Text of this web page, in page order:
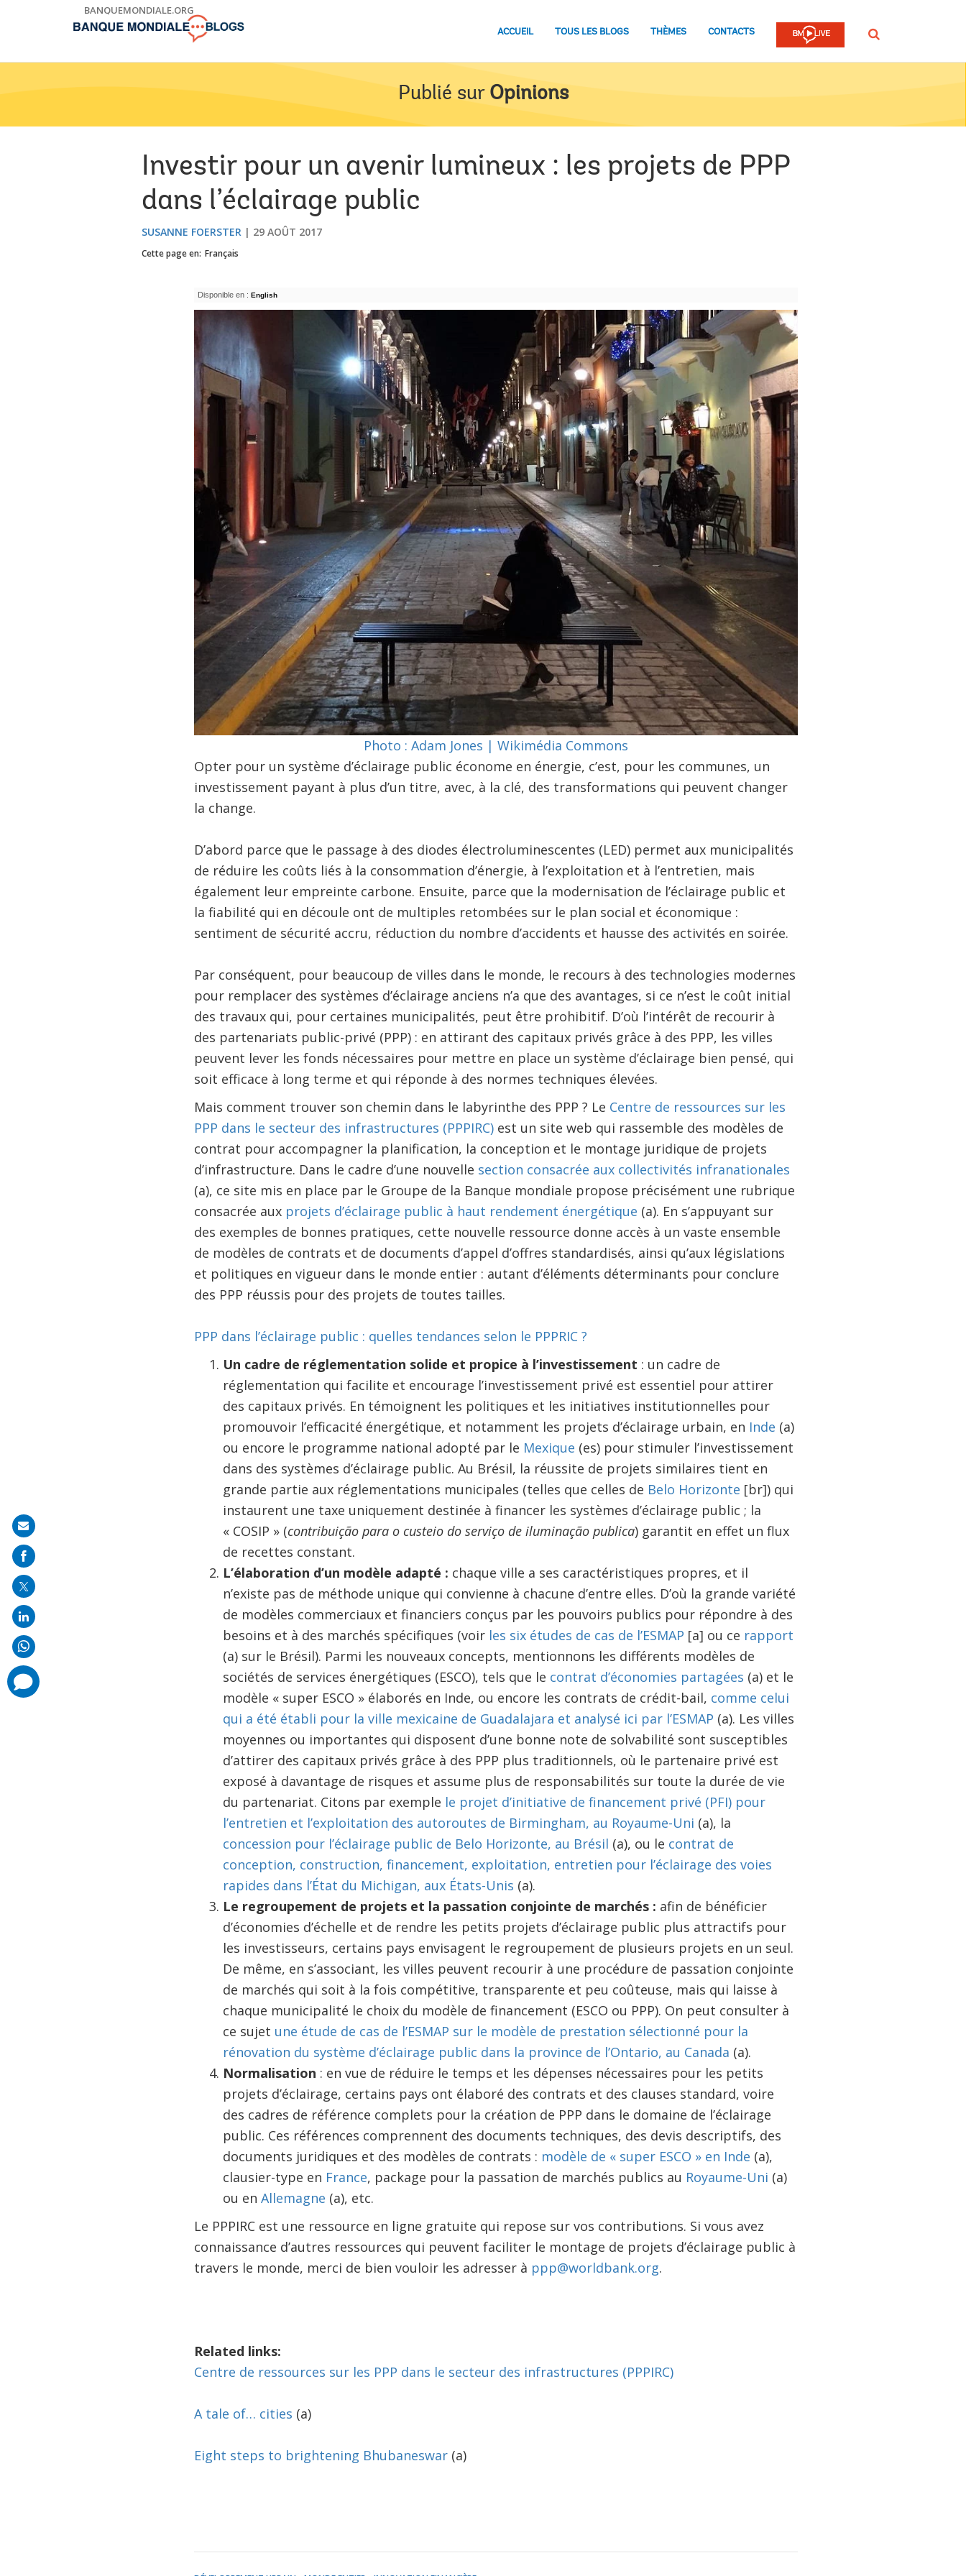
BANQUEMONDIALE.ORG
ACCUEIL TOUS LES BLOGS THÈMES CONTACTS Rechercher
Publié sur Opinions
Investir pour un avenir lumineux : les projets de PPP
dans l’éclairage public
SUSANNE FOERSTER 29 AOÛT 2017
Cette page en: Français
Disponible en : English
Photo : Adam Jones | Wikimédia Commons
Opter pour un système d’éclairage public économe en énergie, c’est, pour les communes, un
investissement payant à plus d’un titre, avec, à la clé, des transformations qui peuvent changer
la change.
D’abord parce que le passage à des diodes électroluminescentes (LED) permet aux municipalités
de réduire les coûts liés à la consommation d’énergie, à l’exploitation et à l’entretien, mais
également leur empreinte carbone. Ensuite, parce que la modernisation de l’éclairage public et
la fiabilité qui en découle ont de multiples retombées sur le plan social et économique :
sentiment de sécurité accru, réduction du nombre d’accidents et hausse des activités en soirée.
Par conséquent, pour beaucoup de villes dans le monde, le recours à des technologies modernes
pour remplacer des systèmes d’éclairage anciens n’a que des avantages, si ce n’est le coût initial
des travaux qui, pour certaines municipalités, peut être prohibitif. D’où l’intérêt de recourir à
des partenariats public-privé (PPP) : en attirant des capitaux privés grâce à des PPP, les villes
peuvent lever les fonds nécessaires pour mettre en place un système d’éclairage bien pensé, qui
soit efficace à long terme et qui réponde à des normes techniques élevées.
Mais comment trouver son chemin dans le labyrinthe des PPP ? Le Centre de ressources sur les
PPP dans le secteur des infrastructures (PPPIRC)est un site web qui rassemble des modèles de
contrat pour accompagner la planification, la conception et le montage juridique de projets
d’infrastructure. Dans le cadre d’une nouvelle section consacrée aux collectivités infranationales
(a), ce site mis en place par le Groupe de la Banque mondiale propose précisément une rubrique
consacrée aux projets d’éclairage public à haut rendement énergétique (a). En s’appuyant sur
des exemples de bonnes pratiques, cette nouvelle ressource donne accès à un vaste ensemble
de modèles de contrats et de documents d’appel d’offres standardisés, ainsi qu’aux législations
et politiques en vigueur dans le monde entier : autant d’éléments déterminants pour conclure
des PPP réussis pour des projets de toutes tailles.
PPP dans l’éclairage public : quelles tendances selon le PPPRIC ?
Un cadre de réglementation solide et propice à l’investissement : un cadre de
réglementation qui facilite et encourage l’investissement privé est essentiel pour attirer
des capitaux privés. En témoignent les politiques et les initiatives institutionnelles pour
promouvoir l’efficacité énergétique, et notamment les projets d’éclairage urbain, en Inde (a)
ou encore le programme national adopté par le Mexique (es) pour stimuler l’investissement
dans des systèmes d’éclairage public. Au Brésil, la réussite de projets similaires tient en
grande partie aux réglementations municipales (telles que celles de Belo Horizonte [br]) qui
instaurent une taxe uniquement destinée à financer les systèmes d’éclairage public ; la
« COSIP » (contribuição para o custeio do serviço de iluminação publica) garantit en effet un flux
de recettes constant.
L’élaboration d’un modèle adapté : chaque ville a ses caractéristiques propres, et il
n’existe pas de méthode unique qui convienne à chacune d’entre elles. D’où la grande variété
de modèles commerciaux et financiers conçus par les pouvoirs publics pour répondre à des
besoins et à des marchés spécifiques (voir les six études de cas de l’ESMAP [a] ou ce rapport
(a) sur le Brésil). Parmi les nouveaux concepts, mentionnons les différents modèles de
sociétés de services énergétiques (ESCO), tels que le contrat d’économies partagées (a) et le
modèle « super ESCO » élaborés en Inde, ou encore les contrats de crédit-bail, comme celui
qui a été établi pour la ville mexicaine de Guadalajara et analysé ici par l’ESMAP (a). Les villes
moyennes ou importantes qui disposent d’une bonne note de solvabilité sont susceptibles
d’attirer des capitaux privés grâce à des PPP plus traditionnels, où le partenaire privé est
exposé à davantage de risques et assume plus de responsabilités sur toute la durée de vie
du partenariat. Citons par exemple le projet d’initiative de financement privé (PFI) pour
l’entretien et l’exploitation des autoroutes de Birmingham, au Royaume-Uni (a), la
concession pour l’éclairage public de Belo Horizonte, au Brésil (a), ou le contrat de
conception, construction, financement, exploitation, entretien pour l’éclairage des voies
rapides dans l’État du Michigan, aux États-Unis (a).
Le regroupement de projets et la passation conjointe de marchés : afin de bénéficier
d’économies d’échelle et de rendre les petits projets d’éclairage public plus attractifs pour
les investisseurs, certains pays envisagent le regroupement de plusieurs projets en un seul.
De même, en s’associant, les villes peuvent recourir à une procédure de passation conjointe
de marchés qui soit à la fois compétitive, transparente et peu coûteuse, mais qui laisse à
chaque municipalité le choix du modèle de financement (ESCO ou PPP). On peut consulter à
ce sujet une étude de cas de l’ESMAP sur le modèle de prestation sélectionné pour la
rénovation du système d’éclairage public dans la province de l’Ontario, au Canada (a).
Normalisation : en vue de réduire le temps et les dépenses nécessaires pour les petits
projets d’éclairage, certains pays ont élaboré des contrats et des clauses standard, voire
des cadres de référence complets pour la création de PPP dans le domaine de l’éclairage
public. Ces références comprennent des documents techniques, des devis descriptifs, des
documents juridiques et des modèles de contrats : modèle de « super ESCO » en Inde (a),
clausier-type en France, package pour la passation de marchés publics au Royaume-Uni (a)
ou en Allemagne (a), etc.
Le PPPIRC est une ressource en ligne gratuite qui repose sur vos contributions. Si vous avez
connaissance d’autres ressources qui peuvent faciliter le montage de projets d’éclairage public à
travers le monde, merci de bien vouloir les adresser à ppp@worldbank.org.
Related links:
Centre de ressources sur les PPP dans le secteur des infrastructures (PPPIRC)
A tale of… cities (a)
Eight steps to brightening Bhubaneswar(a)
Share
on
mail
comments
added